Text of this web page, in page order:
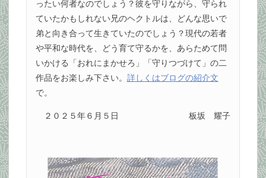
ったい何者なのでしょう？彼を守りながら、守られ
ていたかもしれない兄のヘクトルは、どんな思いで
弟と向き合って生きていたのでしょう？現代の若者
や平和な時代を、どう育て守るかを、あらためて問
いかける「おれにまかせろ」「守りつづけて」の二
作品をお楽しみ下さい。 詳しくはブログの紹介文
で。
２０２５年６月５日 板坂 耀子